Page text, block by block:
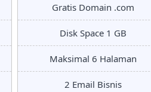
Gratis Domain .com
Disk Space 1 GB
Maksimal 6 Halaman
2 Email Bisnis